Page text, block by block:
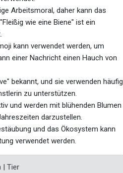
Arbeitsmoral, daher kann das
wie eine Biene" ist ein
kann verwendet werden, um
einer Nachricht einen Hauch von
bekannt, und sie verwenden häufig
zu unterstützen.
und werden mit blühenden Blumen
darzustellen.
und das Ökosystem kann
verwendet werden.
| Tier